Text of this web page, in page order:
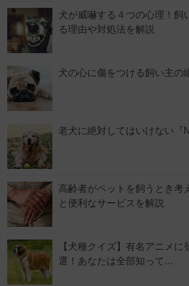
犬が威嚇する４つの心理！飼
る理由や対処法を解説
犬の心に傷をつける飼い主の
老犬に絶対してはいけない『
高齢者がペットを飼うとき考
と便利なサービスを解説
【犬種クイズ】有名アニメに
選！あなたは全部知って…